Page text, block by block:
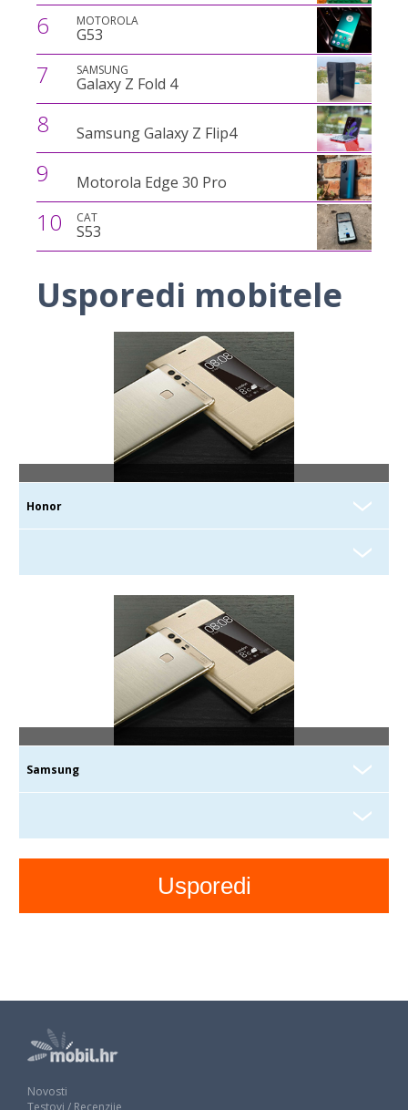
6 MOTOROLA
G53
7 SAMSUNG
Galaxy Z Fold 4
8 Samsung Galaxy Z Flip4
9 Motorola Edge 30 Pro
10 CAT
S53
Usporedi mobitele
Novosti